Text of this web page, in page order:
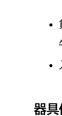
上下水
経営総
給排水
下水道
器具